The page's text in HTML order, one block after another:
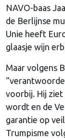
NAVO-baas
de Berlijnse
Unie heeft
glaasje wijn
Maar volgens
voorbij. Hij ziet
wordt en de
garantie op
Trumpisme